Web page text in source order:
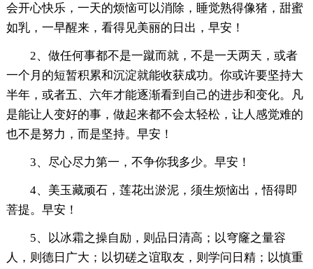
会开心快乐，一天的烦恼可以消除，睡觉熟得像猪，甜蜜
如乳，一早醒来，看得见美丽的日出，早安！
2、做任何事都不是一蹴而就，不是一天两天，或者
一个月的短暂积累和沉淀就能收获成功。你或许要坚持大
半年，或者五、六年才能逐渐看到自己的进步和变化。凡
是能让人变好的事，做起来都不会太轻松，让人感觉难的
也不是努力，而是坚持。早安！
3、尽心尽力第一，不争你我多少。早安！
4、美玉藏顽石，莲花出淤泥，须生烦恼出，悟得即
菩提。早安！
5、以冰霜之操自励，则品日清高；以穹窿之量容
人，则德日广大；以切磋之谊取友，则学问日精；以慎重